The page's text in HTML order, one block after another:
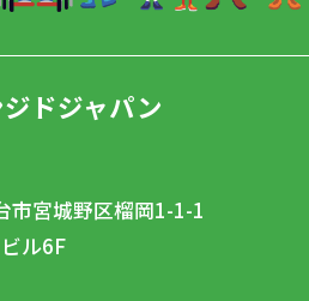
ドジャパン
市宮城野区榴岡1-1-1
ル6F